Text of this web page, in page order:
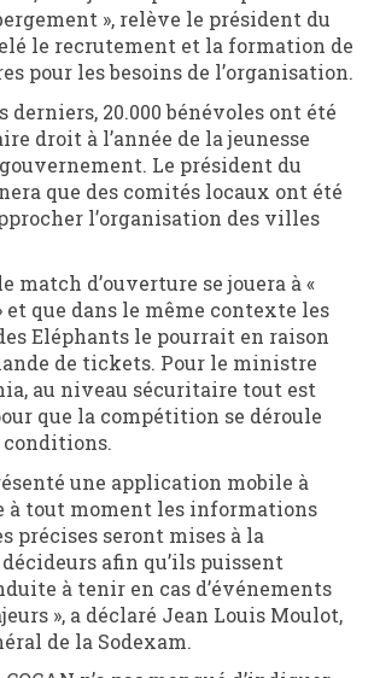
», relève le président du
le recrutement et la formation de
pour les besoins de l’organisation.
derniers, 20.000 bénévoles ont été
droit à l’année de la jeunesse
Le président du
que des comités locaux ont été
l’organisation des villes
match d’ouverture se jouera à «
que dans le même contexte les
Eléphants le pourrait en raison
de tickets. Pour le ministre
au niveau sécuritaire tout est
que la compétition se déroule
conditions.
une application mobile à
à tout moment les informations
précises seront mises à la
afin qu’ils puissent
à tenir en cas d’événements
», a déclaré Jean Louis Moulot,
de la Sodexam.